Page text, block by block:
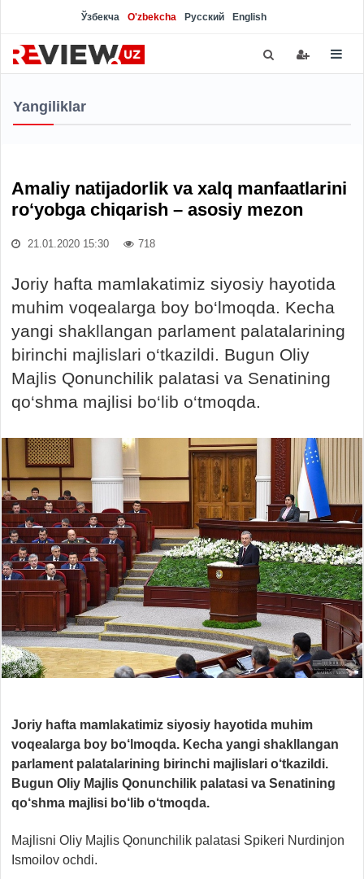
Ўзбекча O'zbekcha Русский English
Yangiliklar
Amaliy natijadorlik va xalq manfaatlarini
ro‘yobga chiqarish – asosiy mezon
21.01.2020 15:30 718
Joriy hafta mamlakatimiz siyosiy hayotida
muhim voqealarga boy bo‘lmoqda. Kecha
yangi shakllangan parlament palatalarining
birinchi majlislari o‘tkazildi. Bugun Oliy
Majlis Qonunchilik palatasi va Senatining
qo‘shma majlisi bo‘lib o‘tmoqda.
Joriy hafta mamlakatimiz siyosiy hayotida muhim
voqealarga boy bo‘lmoqda. Kecha yangi shakllangan
parlament palatalarining birinchi majlislari o‘tkazildi.
Bugun Oliy Majlis Qonunchilik palatasi va Senatining
qo‘shma majlisi bo‘lib o‘tmoqda.
Majlisni Oliy Majlis Qonunchilik palatasi Spikeri Nurdinjon
Ismoilov ochdi.